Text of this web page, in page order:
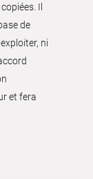
Il
de
ni
et fera